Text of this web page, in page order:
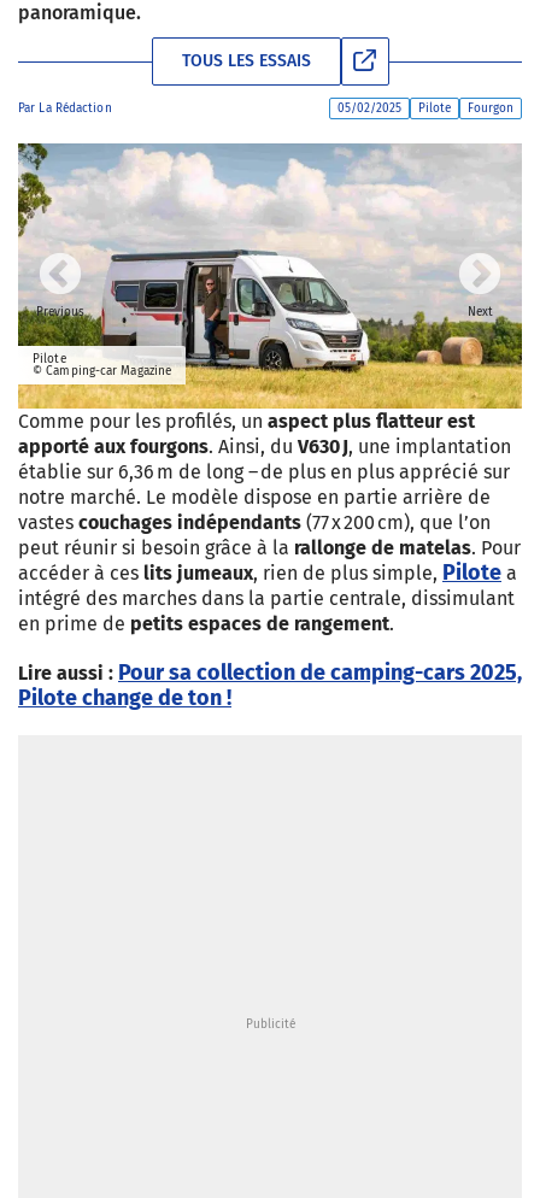
panoramique.
TOUS LES ESSAIS
Par La Rédaction 05/02/2025 Pilote Fourgon
Previous
Pilote
© Camping-car Magazine
Next
Comme pour les profilés, un aspect plus flatteur est
apporté aux fourgons. Ainsi, du V630 J, une implantation
établie sur 6,36 m de long – de plus en plus apprécié sur
notre marché. Le modèle dispose en partie arrière de
vastes couchages indépendants (77 x 200 cm), que l’on
peut réunir si besoin grâce à la rallonge de matelas. Pour
accéder à ces lits jumeaux, rien de plus simple, Pilote a
intégré des marches dans la partie centrale, dissimulant
en prime de petits espaces de rangement.
Lire aussi : Pour sa collection de camping-cars 2025,
Pilote change de ton !